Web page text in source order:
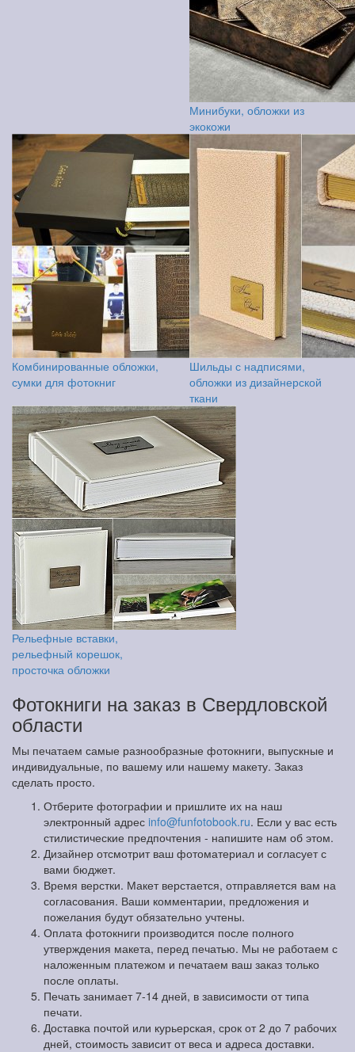
Минибуки, обложки из
экокожи
Комбинированные обложки,
сумки для фотокниг
Шильды с надписями,
обложки из дизайнерской
ткани
Рельефные вставки,
рельефный корешок,
просточка обложки
Фотокниги на заказ в Свердловской
области
Мы печатаем самые разнообразные фотокниги, выпускные и
индивидуальные, по вашему или нашему макету. Заказ
сделать просто.
Отберите фотографии и пришлите их на наш
электронный адрес info@funfotobook.ru. Если у вас есть
стилистические предпочтения - напишите нам об этом.
Дизайнер отсмотрит ваш фотоматериал и согласует с
вами бюджет.
Время верстки. Макет верстается, отправляется вам на
согласования. Ваши комментарии, предложения и
пожелания будут обязательно учтены.
Оплата фотокниги производится после полного
утверждения макета, перед печатью. Мы не работаем с
наложенным платежом и печатаем ваш заказ только
после оплаты.
Печать занимает 7-14 дней, в зависимости от типа
печати.
Доставка почтой или курьерская, срок от 2 до 7 рабочих
дней, стоимость зависит от веса и адреса доставки.